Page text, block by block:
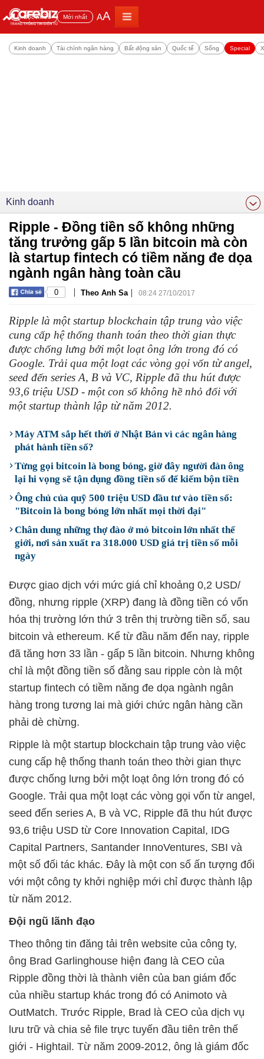
Đọc nhiều Mới nhất AA
Kinh doanh Tài chính ngân hàng Bất động sản Quốc tế Sống Special
Kinh doanh
Ripple - Đồng tiền số không những
tăng trưởng gấp 5 lần bitcoin mà còn
là startup fintech có tiềm năng đe dọa
ngành ngân hàng toàn cầu
0 | Theo Anh Sa | 08:24 27/10/2017
Ripple là một startup blockchain tập trung vào việc
cung cấp hệ thống thanh toán theo thời gian thực
được chống lưng bởi một loạt ông lớn trong đó có
Google. Trải qua một loạt các vòng gọi vốn từ angel,
seed đến series A, B và VC, Ripple đã thu hút được
93,6 triệu USD - một con số không hề nhỏ đối với
một startup thành lập từ năm 2012.
Máy ATM sắp hết thời ở Nhật Bản vì các ngân hàng
phát hành tiền số?
Từng gọi bitcoin là bong bóng, giờ đây người đàn ông
lại hi vọng sẽ tận dụng đồng tiền số để kiếm bộn tiền
Ông chủ của quỹ 500 triệu USD đầu tư vào tiền số:
"Bitcoin là bong bóng lớn nhất mọi thời đại"
Chân dung những thợ đào ở mỏ bitcoin lớn nhất thế
giới, nơi sản xuất ra 318.000 USD giá trị tiền số mỗi
ngày
Được giao dịch với mức giá chỉ khoảng 0,2 USD/
đồng, nhưng ripple (XRP) đang là đồng tiền có vốn
hóa thị trường lớn thứ 3 trên thị trường tiền số, sau
bitcoin và ethereum. Kể từ đầu năm đến nay, ripple
đã tăng hơn 33 lần - gấp 5 lần bitcoin. Nhưng không
chỉ là một đồng tiền số đằng sau ripple còn là một
startup fintech có tiềm năng đe dọa ngành ngân
hàng trong tương lai mà giới chức ngân hàng cần
phải dè chừng.
Ripple là một startup blockchain tập trung vào việc
cung cấp hệ thống thanh toán theo thời gian thực
được chống lưng bởi một loạt ông lớn trong đó có
Google. Trải qua một loạt các vòng gọi vốn từ angel,
seed đến series A, B và VC, Ripple đã thu hút được
93,6 triệu USD từ Core Innovation Capital, IDG
Capital Partners, Santander InnoVentures, SBI và
một số đối tác khác. Đây là một con số ấn tượng đối
với một công ty khởi nghiệp mới chỉ được thành lập
từ năm 2012.
Đội ngũ lãnh đạo
Theo thông tin đăng tải trên website của công ty,
ông Brad Garlinghouse hiện đang là CEO của
Ripple đồng thời là thành viên của ban giám đốc
của nhiều startup khác trong đó có Animoto và
OutMatch. Trước Ripple, Brad là CEO của dịch vụ
lưu trữ và chia sẻ file trực tuyến đầu tiên trên thế
giới - Hightail. Từ năm 2009-2012, ông là giám đốc